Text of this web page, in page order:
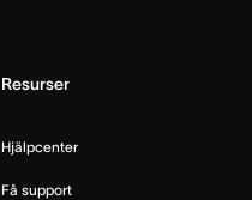
Resurser
Hjälpcenter
Få support